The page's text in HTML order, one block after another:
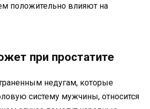
положительно влияют на
при простатите
недугам, которые
систему мужчины, относится